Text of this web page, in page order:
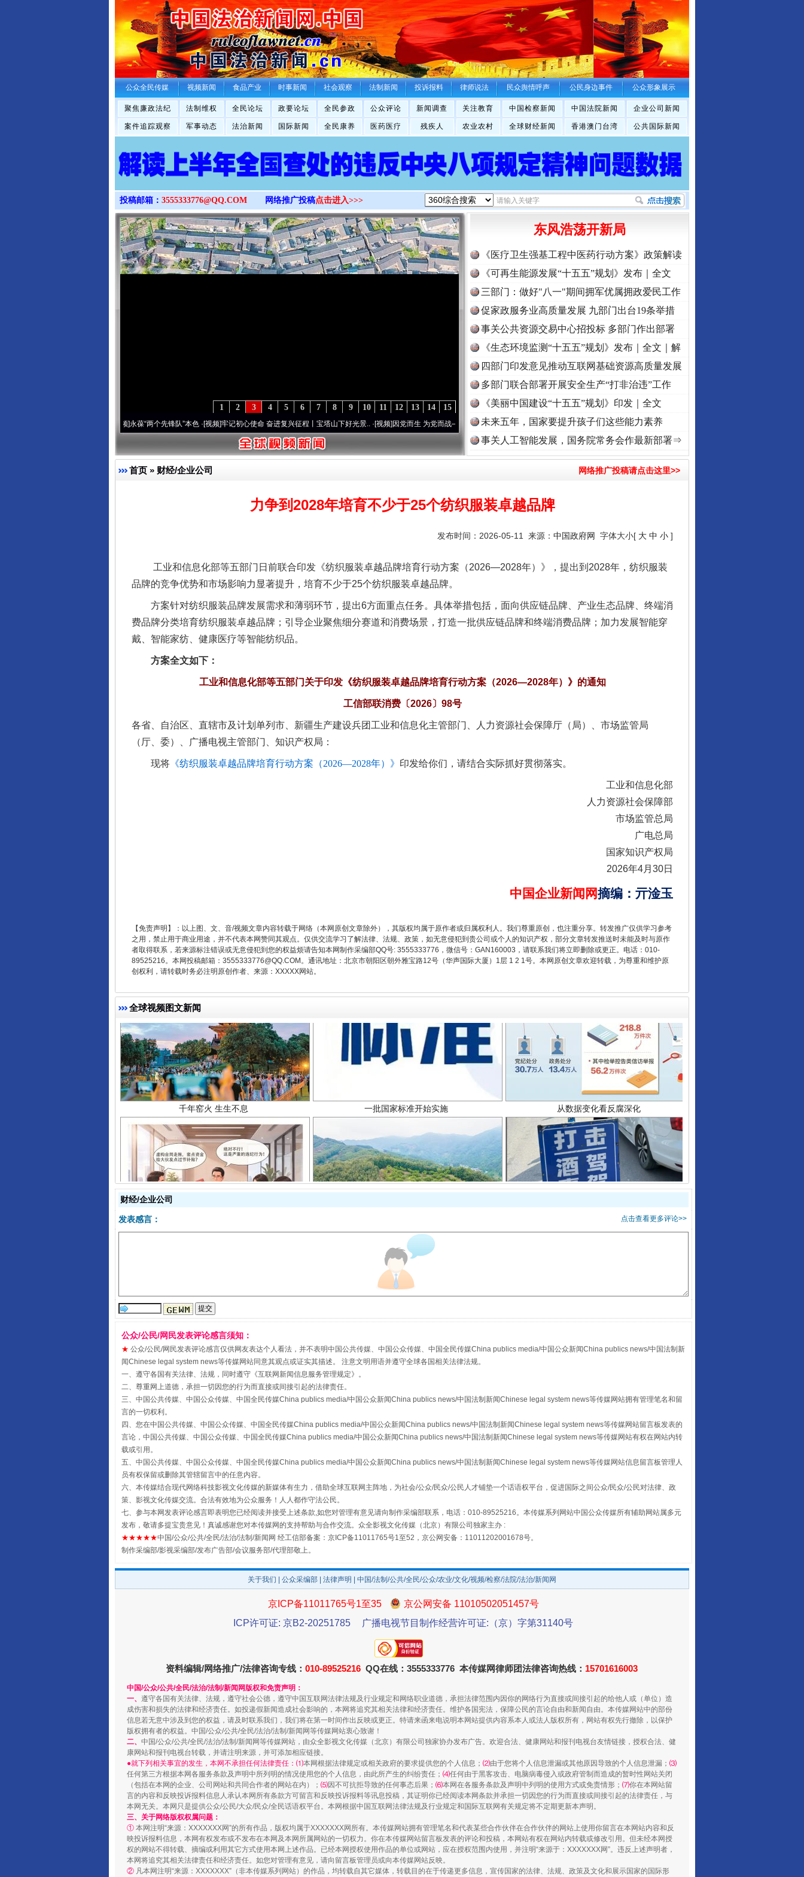
>
公众全民传媒 视频新闻 食品产业 时事新闻 社会观察 法制新闻 投诉报料 律师说法 民众舆情呼声 公民身边事件 公众形象展示
聚焦廉政法纪 法制维权 全民论坛 政要论坛 全民参政 公众评论 新闻调查 关注教育 中国检察新闻 中国法院新闻 企业公司新闻
案件追踪观察 军事动态 法治新闻 国际新闻 全民康养 医药医疗 残疾人 农业农村 全球财经新闻 香港澳门台湾 公共国际新闻
投稿邮箱： 3555333776@QQ.COM 网络推广投稿点击进入>>>
15
14
13
12
11
10
9
8
7
6
5
4
3
2
1
永葆“两个先锋队”本色·[视频]牢记初心使命 奋进复兴征程丨宝塔山下好光景..·[视频]因党而生 为党而战——百年“纪”事⑧加强纪律..·[视频]牢记初心使命 奋进复兴征程丨“转折之城”激荡..
东风浩荡开新局
《医疗卫生强基工程中医药行动方案》政策解读
《可再生能源发展“十五五”规划》发布｜全文
三部门：做好"八一"期间拥军优属拥政爱民工作
促家政服务业高质量发展 九部门出台19条举措
事关公共资源交易中心招投标 多部门作出部署
《生态环境监测“十五五”规划》发布｜全文｜解
读
四部门印发意见推动互联网基础资源高质量发展
多部门联合部署开展安全生产“打非治违”工作
《美丽中国建设“十五五”规划》印发｜全文
未来五年，国家要提升孩子们这些能力素养
事关人工智能发展，国务院常务会作最新部署⇒
首页 » 财经/企业公司 网络推广投稿请点击这里>>
力争到2028年培育不少于25个纺织服装卓越品牌
发布时间：2026-05-11 来源： 中国政府网 字体大小[ 大 中 小 ]
工业和信息化部等五部门日前联合印发《纺织服装卓越品牌培育行动方案（2026—2028年）》，提出到2028年，纺织服装
品牌的竞争优势和市场影响力显著提升，培育不少于25个纺织服装卓越品牌。
方案针对纺织服装品牌发展需求和薄弱环节，提出6方面重点任务。具体举措包括，面向供应链品牌、产业生态品牌、终端消
费品牌分类培育纺织服装卓越品牌；引导企业聚焦细分赛道和消费场景，打造一批供应链品牌和终端消费品牌；加力发展智能穿
戴、智能家纺、健康医疗等智能纺织品。
方案全文如下：
工业和信息化部等五部门关于印发《纺织服装卓越品牌培育行动方案（2026—2028年）》的通知
工信部联消费〔2026〕98号
各省、自治区、直辖市及计划单列市、新疆生产建设兵团工业和信息化主管部门、人力资源社会保障厅（局）、市场监管局
（厅、委）、广播电视主管部门、知识产权局：
现将 《纺织服装卓越品牌培育行动方案（2026—2028年）》 印发给你们，请结合实际抓好贯彻落实。
工业和信息化部
人力资源社会保障部
市场监管总局
广电总局
国家知识产权局
2026年4月30日
中国企业新闻网摘编 ： 亓淦玉
【免责声明】：以上图、文、音/视频文章内容转载于网络（本网原创文章除外），其版权均属于原作者或归属权利人。我们尊重原创，也注重分享。转发推广仅供学习参考
之用，禁止用于商业用途，并不代表本网赞同其观点。仅供交流学习了解法律、法规、政策，如无意侵犯到贵公司或个人的知识产权，部分文章转发推送时未能及时与原作
者取得联系，若来源标注错误或无意侵犯到您的权益烦请告知本网制作采编部QQ号: 3555333776，微信号：GAN160003，请联系我们将立即删除或更正。电话：010-
89525216。本网投稿邮箱：3555333776@QQ.COM。通讯地址：北京市朝阳区朝外雅宝路12号（华声国际大厦）1层 1 2 1号。本网原创文章欢迎转载，为尊重和维护原
创权利，请转载时务必注明原创作者、来源：XXXXX网站。
全球视频图文新闻
完善运行机制助力责任有效落实
让核能赋能千行百业
千年窑火 生生不息 一批国家标准开始实施 从数据变化看反腐深化
受贿1.44亿！段成刚被判无期 从幼儿园到大学，有这些资助
全民健身五年计划来了！等你上场 事关残疾人未来5年
阿坝州三大球赛在茂县开幕
国家大学科技园优化重塑工作 镜头丨大暑三秋近 山西：不断增强治理腐败综合效能
财经/企业公司
点击查看更多评论>>
发表感言：
公众/公民/网民发表评论感言须知：
★ 公众/公民/网民发表评论感言仅供网友表达个人看法，并不表明中国公共传媒、中国公众传媒、中国全民传媒China publics media/中国公众新闻China publics news/中国法制新
闻Chinese legal system news等传媒网站同意其观点或证实其描述。 注意文明用语并遵守全球各国相关法律法规。
一、遵守各国有关法律、法规，同时遵守《互联网新闻信息服务管理规定》。
二、尊重网上道德，承担一切因您的行为而直接或间接引起的法律责任。
三、中国公共传媒、中国公众传媒、中国全民传媒China publics media/中国公众新闻China publics news/中国法制新闻Chinese legal system news等传媒网站拥有管理笔名和留
言的一切权利。
四、您在中国公共传媒、中国公众传媒、中国全民传媒China publics media/中国公众新闻China publics news/中国法制新闻Chinese legal system news等传媒网站留言板发表的
言论，中国公共传媒、中国公众传媒、中国全民传媒China publics media/中国公众新闻China publics news/中国法制新闻Chinese legal system news等传媒网站有权在网站内转
载或引用。
五、中国公共传媒、中国公众传媒、中国全民传媒China publics media/中国公众新闻China publics news/中国法制新闻Chinese legal system news等传媒网站信息留言板管理人
员有权保留或删除其管辖留言中的任意内容。
六、本传媒结合现代网络科技影视文化传媒的新媒体有生力，借助全球互联网主阵地，为社会/公众/民众/公民人才铺垫一个话语权平台，促进国际之间公众/民众/公民对法律、政
策、影视文化传媒交流。合法有效地为公众服务！人人都作守法公民。
七、参与本网发表评论感言即表明您已经阅读并接受上述条款,如您对管理有意见请向制作采编部联系，电话：010-89525216。本传媒系列网站中国公众传媒所有辅助网站属多元
发布，敬请多提宝贵意见！真诚感谢您对本传媒网的支持帮助与合作交流。众全影视文化传媒（北京）有限公司独家主办 :
★★★★★中国/公众/公共/全民/法治/法制/新闻网 经工信部备案：京ICP备11011765号1至52，京公网安备：11011202001678号。
制作采编部/影视采编部/发布广告部/会议服务部/代理部敬上。
关于我们 公众采编部 法律声明 | 中国/法制/公共/全民/公众/农业/文化/视频/检察/法院/法治/新闻网
京ICP备11011765号1至35
京公网安备 11010502051457号
ICP许可证: 京B2-20251785
广播电视节目制作经营许可证:（京）字第31140号
资料编辑/网络推广/法律咨询专线： 010-89525216 QQ在线：3555333776 本传媒网律师团法律咨询热线： 15701616003
中国/公众/公共/全民/法治/法制/新闻网版权和免责声明：
一、 遵守各国有关法律、法规，遵守社会公德，遵守中国互联网法律法规及行业规定和网络职业道德，承担法律范围内因你的网络行为直接或间接引起的给他人或（单位）造
成伤害和损失的法律和经济责任。如投递假新闻造成社会影响的，本网将追究其相关法律和经济责任。维护各国宪法，保障公民的言论自由和新闻自由。本传媒网站中的部份
信息若无意中涉及到您的权益，请及时联系我们，我们将在第一时间作出反映或更正。特请来函来电说明本网站提供内容系本人或法人版权所有，网站有权先行撤除，以保护
版权拥有者的权益。中国/公众/公共/全民/法治/法制/新闻网等传媒网站衷心致谢！
二、 中国/公众/公共/全民/法治/法制/新闻网等传媒网站，由众全影视文化传媒（北京）有限公司独家协办发布广告。欢迎合法、健康网站和报刊电视台友情链接，授权合法、健
康网站和报刊电视台转载，并请注明来源，并可添加相应链接。
●就下列相关事宜的发生，本网不承担任何法律责任：⑴本网根据法律规定或相关政府的要求提供您的个人信息； ⑵由于您将个人信息泄漏或其他原因导致的个人信息泄漏； ⑶
任何第三方根据本网各服务条款及声明中所列明的情况使用您的个人信息，由此所产生的纠纷责任； ⑷任何由于黑客攻击、电脑病毒侵入或政府管制而造成的暂时性网站关闭
（包括在本网的企业、公司网站和共同合作者的网站在内）； ⑸因不可抗拒导致的任何事态后果； ⑹本网在各服务条款及声明中列明的使用方式或免责情形； ⑺你在本网站留
言的内容和反映投诉报料信息人承认本网所有条款方可留言和反映投诉报料等讯息投稿，其证明你已经阅读本网条款并承担一切因您的行为而直接或间接引起的法律责任，与
本网无关。本网只是提供公众/公民/大众/民众/全民话语权平台。本网根据中国互联网法律法规及行业规定和国际互联网有关规定将不定期更新本声明。
三、关于网络版权权属问题：
① 本网注明“来源：XXXXXXX网”的所有作品，版权均属于XXXXXXX网所有。本传媒网站拥有管理笔名和代表某些合作伙伴在合作伙伴的网站上使用你留言在本网站内容和反
映投诉报料信息，本网有权发布或不发布在本网及本网所属网站的一切权力。你在本传媒网站留言板发表的评论和投稿，本网站有权在网站内转载或修改引用。但未经本网授
权的网站不得转载、摘编或利用其它方式使用本网上述作品。已经本网授权使用作品的单位或网站，应在授权范围内使用，并注明“来源于：XXXXXXX网”。违反上述声明者，
本网将追究其相关法律责任和经济责任。如您对管理有意见，请向留言板管理员或向本传媒网站反映。
② 凡本网注明“来源：XXXXXXX”（非本传媒系列网站）的作品，均转载自其它媒体，转载目的在于传递更多信息，宣传国家的法律、法规、政策及文化和展示国家的国际形